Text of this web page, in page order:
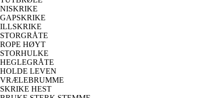
NISKRIKE
GAPSKRIKE
ILLSKRIKE
STORGRÅTE
ROPE HØYT
STORHULKE
HEGLEGRÅTE
HOLDE LEVEN
VRÆLEBRUMME
SKRIKE HEST